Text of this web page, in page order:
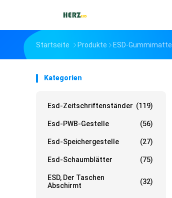
Startseite Produkte ESD-Gummimatte
Kategorien
Esd-Zeitschriftenständer (119)
Esd-PWB-Gestelle (56)
Esd-Speichergestelle (27)
Esd-Schaumblätter (75)
ESD, Der Taschen
Abschirmt
(32)